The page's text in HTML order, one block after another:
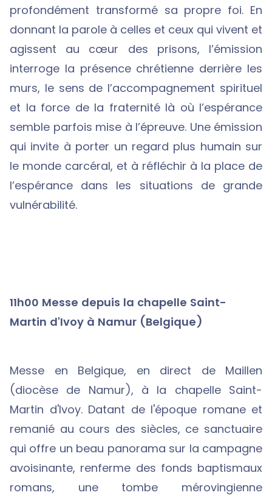
profondément transformé sa propre foi. En
donnant la parole à celles et ceux qui vivent et
agissent au cœur des prisons, l’émission
interroge la présence chrétienne derrière les
murs, le sens de l’accompagnement spirituel
et la force de la fraternité là où l’espérance
semble parfois mise à l’épreuve. Une émission
qui invite à porter un regard plus humain sur
le monde carcéral, et à réfléchir à la place de
l’espérance dans les situations de grande
vulnérabilité.
11h00 Messe depuis la chapelle Saint-
Martin d'Ivoy à Namur (Belgique)
Messe en Belgique, en direct de Maillen
(diocèse de Namur), à la chapelle Saint-
Martin d'Ivoy. Datant de l'époque romane et
remanié au cours des siècles, ce sanctuaire
qui offre un beau panorama sur la campagne
avoisinante, renferme des fonds baptismaux
romans, une tombe mérovingienne